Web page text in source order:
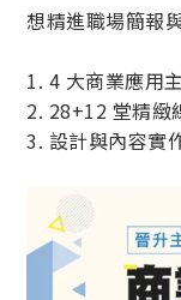
想精進職場簡報
1. 4 大商業應用
2. 28+12 堂精緻
3. 設計與內容實